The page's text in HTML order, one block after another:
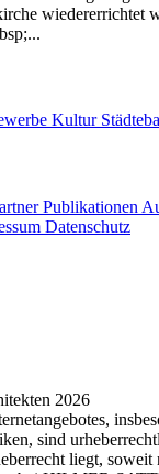
wiedererrichtet
Kultur
Publikationen
Datenschutz
2026
sind
liegt, soweit